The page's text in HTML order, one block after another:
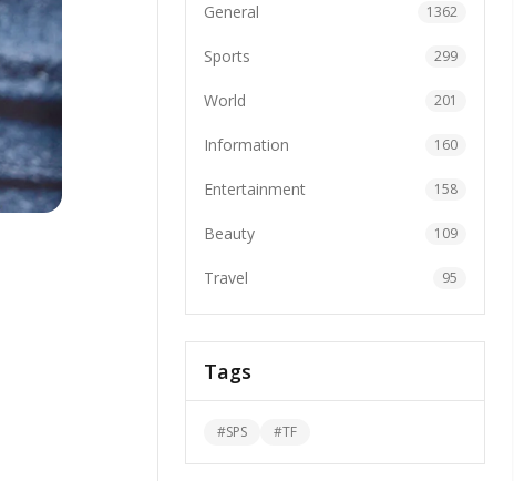
General 1362
Sports 299
World 201
Information 160
Entertainment 158
Beauty 109
Travel 95
Tags
#SPS #TF